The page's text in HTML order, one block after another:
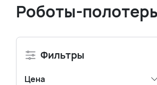
Роботы-
Фильтры
Цена